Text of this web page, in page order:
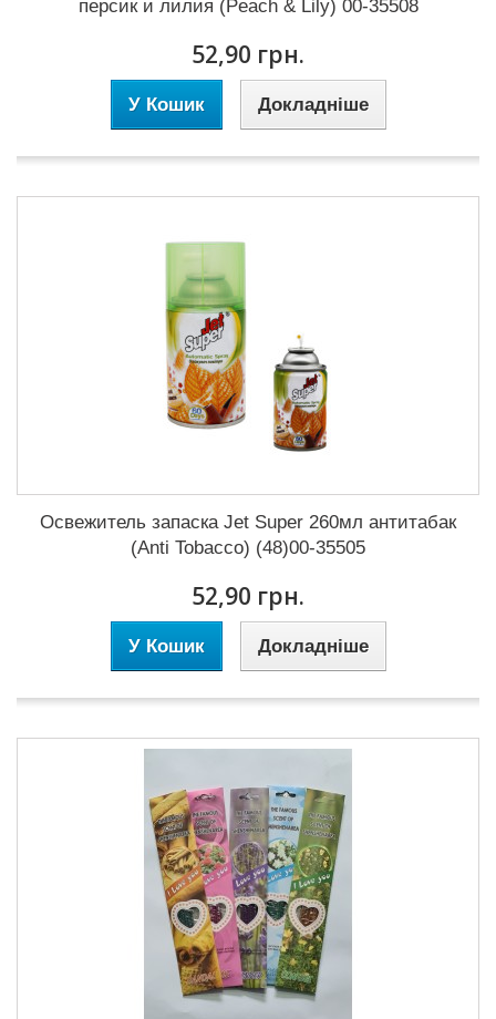
персик и лилия (Peach & Lily) 00-35508
52,90 грн.
У Кошик Докладніше
Освежитель запаска Jet Super 260мл антитабак
(Anti Tobacco) (48)00-35505
52,90 грн.
У Кошик Докладніше